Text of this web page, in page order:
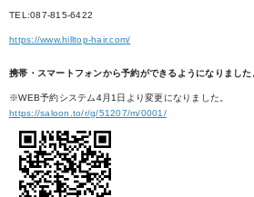
TEL:087-815-6422
https://www.hilltop-hair.com/
携帯・スマートフォンから予約ができるようになりました
※WEB予約システム4月1日より変更になりました。
https://saloon.to/r/g/51207/m/0001/